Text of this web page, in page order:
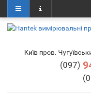
Київ пров.
(097)